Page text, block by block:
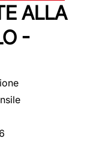
ALLA
-